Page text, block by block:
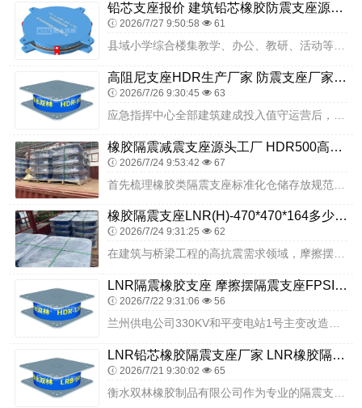
铅芯支座报价 建筑铅芯橡胶防震支座源头工厂 水平分散型橡胶隔震支座什么价格
2026/7/27 9:50:58 61
高阻尼支座HDR生产厂家 防震支座厂家电话 LRB400铅芯隔震支座
2026/7/26 9:30:45 63
橡胶隔震减震支座源头工厂 HDR500高阻尼橡胶支座厂家电话 建筑铅芯防震支座装置源头工厂
2026/7/24 9:53:42 67
橡胶隔震支座LNR(H)-470*470*164多少钱一个 楼梯隔震支座 橡胶减隔震支座
2026/7/24 9:31:25 62
在建筑与桥梁工程的高抗震需求领域，摩擦摆隔震支座凭借其独特的工作原理与可靠的隔震性能，成为众多超大型工程的重要选择。其中，FPSII-7000-300-3.48...
LNR隔震橡胶支座 摩擦摆隔震支座FPSII-6000-350-3.81 高阻尼橡胶隔震支座什么价格
2026/7/22 9:31:06 56
LNR铅芯橡胶隔震支座厂家 LNR橡胶隔震支座700 支座HDR(I)-D345X167-G1.0
2026/7/21 9:30:02 65